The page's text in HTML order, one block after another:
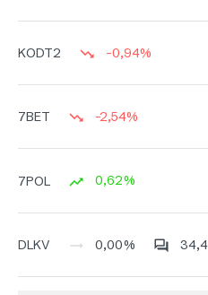
KODT2 -0,94%
7BET -2,54%
7POL 0,62%
DLKV 0,00%